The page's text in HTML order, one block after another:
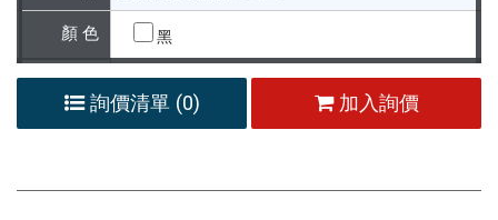
顏 色 黑
詢價清單 (0) 加入詢價